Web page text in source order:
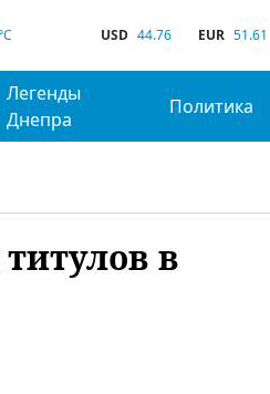
USD 44.76 EUR 51.61
Легенды
Днепра
Политика
в